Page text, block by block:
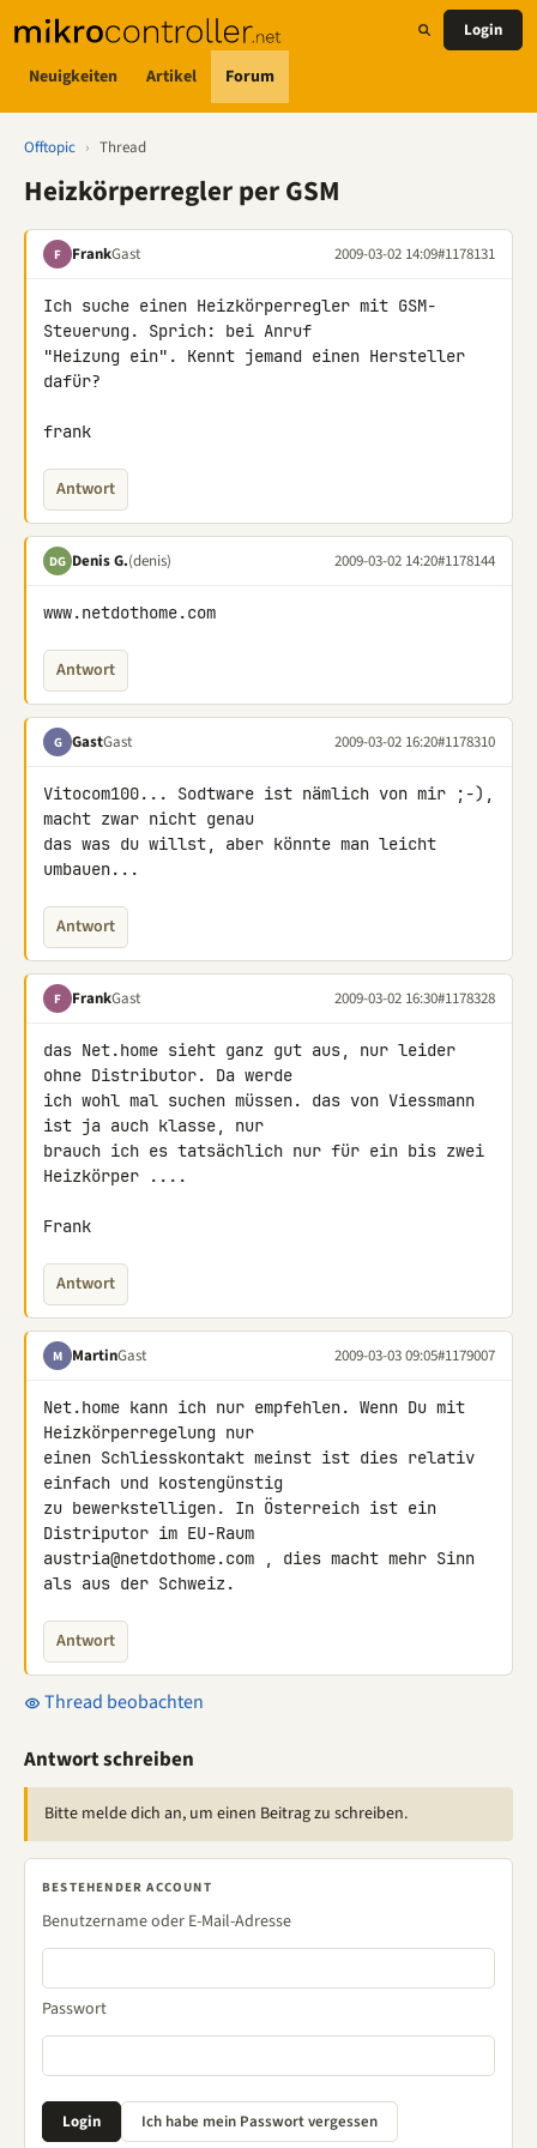
Neuigkeiten Artikel Forum
Login
Offtopic › Thread
Heizkörperregler per GSM
F FrankGast 2009-03-02 14:09#1178131
Ich suche einen Heizkörperregler mit GSM-
Steuerung. Sprich: bei Anruf
"Heizung ein". Kennt jemand einen Hersteller
dafür?
frank
Antwort
DG Denis G.(denis) 2009-03-02 14:20#1178144
www.netdothome.com
Antwort
G GastGast 2009-03-02 16:20#1178310
Vitocom100... Sodtware ist nämlich von mir ;-),
macht zwar nicht genau
das was du willst, aber könnte man leicht
umbauen...
Antwort
F FrankGast 2009-03-02 16:30#1178328
das Net.home sieht ganz gut aus, nur leider
ohne Distributor. Da werde
ich wohl mal suchen müssen. das von Viessmann
ist ja auch klasse, nur
brauch ich es tatsächlich nur für ein bis zwei
Heizkörper ....
Frank
Antwort
M MartinGast 2009-03-03 09:05#1179007
Net.home kann ich nur empfehlen. Wenn Du mit
Heizkörperregelung nur
einen Schliesskontakt meinst ist dies relativ
einfach und kostengünstig
zu bewerkstelligen. In Österreich ist ein
Distriputor im EU-Raum
austria@netdothome.com , dies macht mehr Sinn
als aus der Schweiz.
Antwort
Thread beobachten
Antwort schreiben
Bitte melde dich an, um einen Beitrag zu schreiben.
BESTEHENDER ACCOUNT
Benutzername oder E-Mail-Adresse
Passwort